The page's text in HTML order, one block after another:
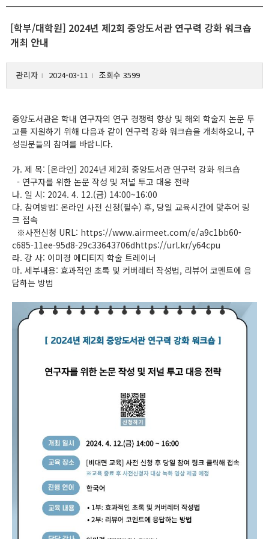
[학부/대학원] 2024년 제2회 중앙도서관 연구력 강화 워크숍
개최 안내
관리자 l 2024-03-11 l 조회수 3599
중앙도서관은 학내 연구자의 연구 경쟁력 향상 및 해외 학술지 논문 투
고를 지원하기 위해 다음과 같이 연구력 강화 워크숍을 개최하오니, 구
성원분들의 참여를 바랍니다.
가. 제 목: [온라인] 2024년 제2회 중앙도서관 연구력 강화 워크숍
- 연구자를 위한 논문 작성 및 저널 투고 대응 전략
나. 일 시: 2024. 4. 12.(금) 14:00~16:00
다. 참여방법: 온라인 사전 신청(필수) 후, 당일 교육시간에 맞추어 링
크 접속
※사전신청 URL: https://www.airmeet.com/e/a9c1bb60-
c685-11ee-95d8-29c33643706dhttps://url.kr/y64cpu
라. 강 사: 이미경 에디티지 학술 트레이너
마. 세부내용: 효과적인 초록 및 커버레터 작성법, 리뷰어 코멘트에 응
답하는 방법